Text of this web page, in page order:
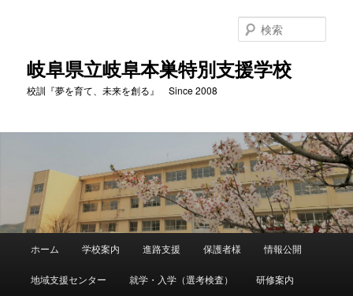
岐阜県立岐阜本巣特別支援学校
校訓『夢を育て、未来を創る』 Since 2008
索
メ
イ
ホーム 学校案内 進路支援 保護者様 情報公開
地域支援センター 就学・入学（選考検査） 研修案内